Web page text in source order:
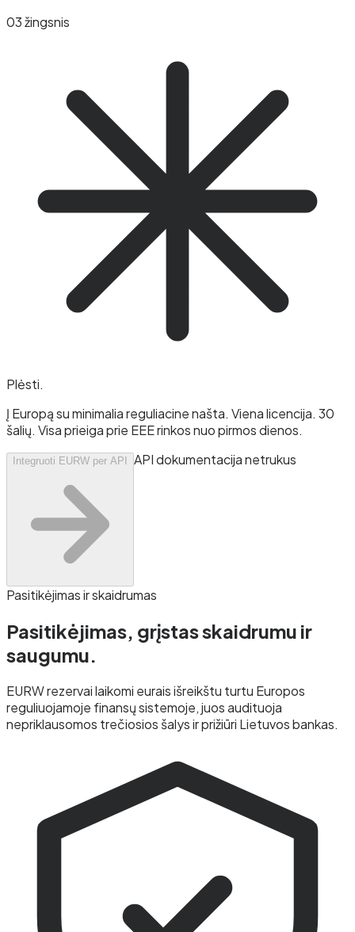
03 žingsnis
Plėsti.
Į Europą su minimalia reguliacine našta. Viena licencija. 30
šalių. Visa prieiga prie EEE rinkos nuo pirmos dienos.
Integruoti EURW per API API dokumentacija netrukus
Pasitikėjimas ir skaidrumas
Pasitikėjimas, grįstas skaidrumu ir
saugumu.
EURW rezervai laikomi eurais išreikštu turtu Europos
reguliuojamoje finansų sistemoje, juos audituoja
nepriklausomos trečiosios šalys ir prižiūri Lietuvos bankas.